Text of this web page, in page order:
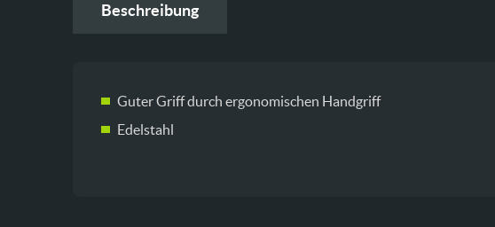
Beschreibung
Guter Griff durch ergonomischen Handgriff
Edelstahl